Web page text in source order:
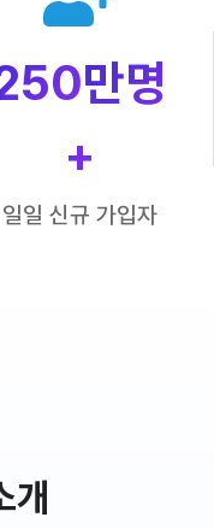
만명
+
일일 신규 가입자
개